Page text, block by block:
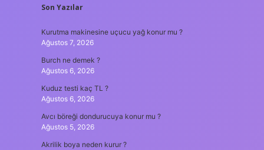
SIDEBAR
Son Yazılar
Kurutma makinesine uçucu yağ konur mu ?
Ağustos 7, 2026
Burch ne demek ?
Ağustos 6, 2026
Kuduz testi kaç TL ?
Ağustos 6, 2026
Avcı böreği dondurucuya konur mu ?
Ağustos 5, 2026
Akrilik boya neden kurur ?